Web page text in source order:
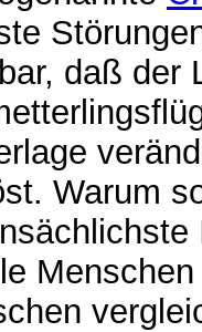
daß der
Warum